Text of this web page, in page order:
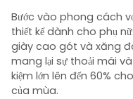
Bước vào phong cách
thiết kế dành cho phụ
giày cao gót và xăng
mang lại sự thoải mái
kiệm lớn lên đến 60%
của mùa.